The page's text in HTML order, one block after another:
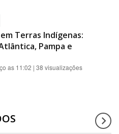
Terras Indígenas:
Pampa e
as 11:02 | 38 visualizações